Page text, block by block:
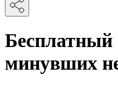
минувших